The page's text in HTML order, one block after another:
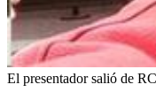
El presentador salió de